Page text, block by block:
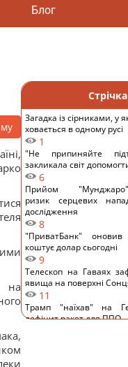
Блог
на
Загадка із сірниками, у
ховається в одному русі
1
"Не припиняйте
закликала світ
6
Прийом
ризик серцевих
дослідження
8
"ПриватБанк"
коштує долар сьогодні
9
Телескоп на Гаваях
явища на поверхні
11
Трамп "наїхав" на
дефіцит ракет для ППО,